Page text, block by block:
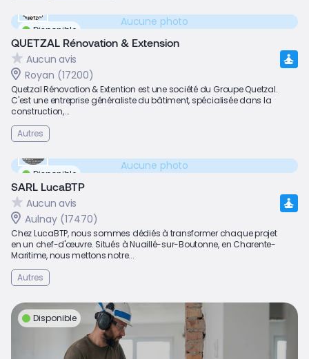
Disponible
Aucune photo
QUETZAL Rénovation & Extension
Aucun avis
Royan (17200)
Quetzal Rénovation & Extention est une société du Groupe Quetzal.
C'est une entreprise généraliste du bâtiment, spécialisée dans la
construction,...
Autres
Disponible
Aucune photo
SARL LucaBTP
Aucun avis
Aulnay (17470)
Chez LucaBTP, nous sommes dédiés à transformer chaque projet
en un chef-d'œuvre. Situés à Nuaillé-sur-Boutonne, en Charente-
Maritime, nous mettons notre...
Autres
Disponible